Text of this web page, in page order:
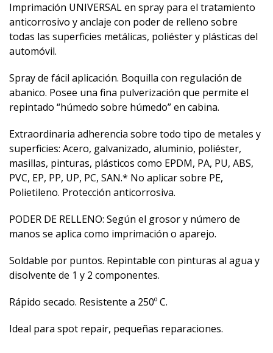
Imprimación UNIVERSAL en spray para el tratamiento
anticorrosivo y anclaje con poder de relleno sobre
todas las superficies metálicas, poliéster y plásticas del
automóvil.
Spray de fácil aplicación. Boquilla con regulación de
abanico. Posee una fina pulverización que permite el
repintado “húmedo sobre húmedo” en cabina.
Extraordinaria adherencia sobre todo tipo de metales y
superficies: Acero, galvanizado, aluminio, poliéster,
masillas, pinturas, plásticos como EPDM, PA, PU, ABS,
PVC, EP, PP, UP, PC, SAN.* No aplicar sobre PE,
Polietileno. Protección anticorrosiva.
PODER DE RELLENO: Según el grosor y número de
manos se aplica como imprimación o aparejo.
Soldable por puntos. Repintable con pinturas al agua y
disolvente de 1 y 2 componentes.
Rápido secado. Resistente a 250º C.
Ideal para spot repair, pequeñas reparaciones.